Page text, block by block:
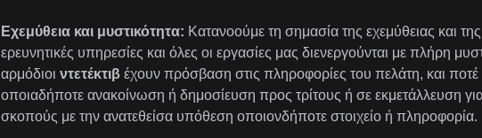
Εχεμύθεια και μυστικότητα: Κατανοούμε τη σημασία της εχεμύθειας και της
ερευνητικές υπηρεσίες και όλες οι εργασίες μας διενεργούνται με πλήρη
αρμόδιοι ντετέκτιβέχουν πρόσβαση στις πληροφορίες του πελάτη, και
οποιαδήποτε ανακοίνωση ή δημοσίευση προς τρίτους ή σε εκμετάλλευση
σκοπούς με την ανατεθείσα υπόθεση οποιονδήποτε στοιχείο ή πληροφορία.